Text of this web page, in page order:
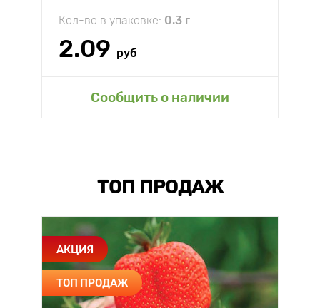
Кол-во в упаковке: 0.3 г
2.09 руб
Сообщить о наличии
ТОП ПРОДАЖ
АКЦИЯ
ТОП ПРОДАЖ